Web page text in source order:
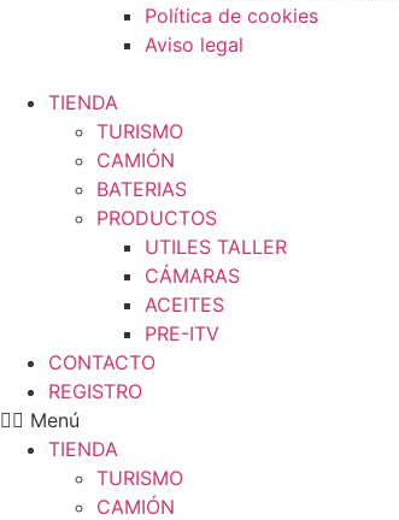
Política de cookies
Aviso legal
TIENDA
TURISMO
CAMIÓN
BATERIAS
PRODUCTOS
UTILES TALLER
CÁMARAS
ACEITES
PRE-ITV
CONTACTO
REGISTRO
Menú
TIENDA
TURISMO
CAMIÓN